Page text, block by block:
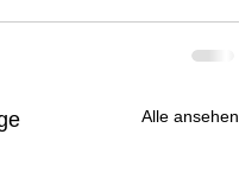
Alle ansehen